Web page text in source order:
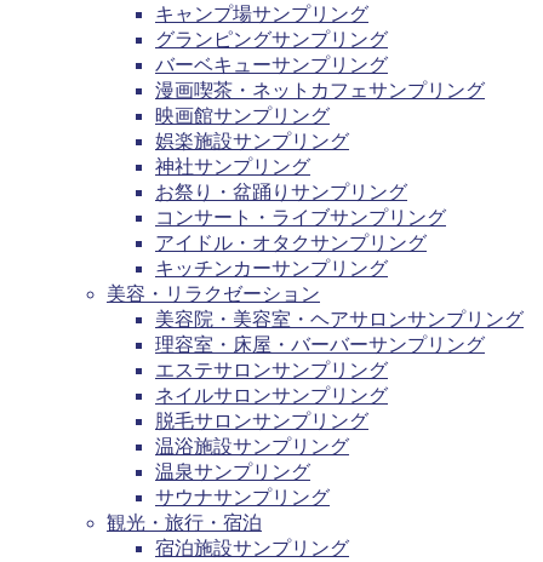
キャンプ場サンプリング
グランピングサンプリング
バーベキューサンプリング
漫画喫茶・ネットカフェサンプリング
映画館サンプリング
娯楽施設サンプリング
神社サンプリング
お祭り・盆踊りサンプリング
コンサート・ライブサンプリング
アイドル・オタクサンプリング
キッチンカーサンプリング
美容・リラクゼーション
美容院・美容室・ヘアサロンサンプリング
理容室・床屋・バーバーサンプリング
エステサロンサンプリング
ネイルサロンサンプリング
脱毛サロンサンプリング
温浴施設サンプリング
温泉サンプリング
サウナサンプリング
観光・旅行・宿泊
宿泊施設サンプリング